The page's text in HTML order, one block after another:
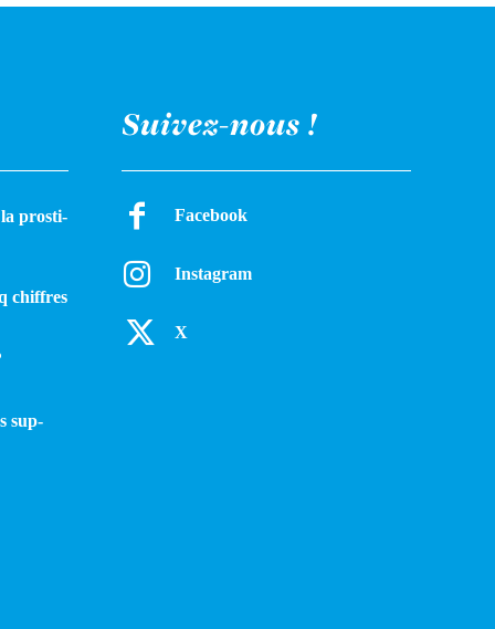
la pros­ti­
chiffres
sup­
Suivez-nous !
Facebook
Instagram
X